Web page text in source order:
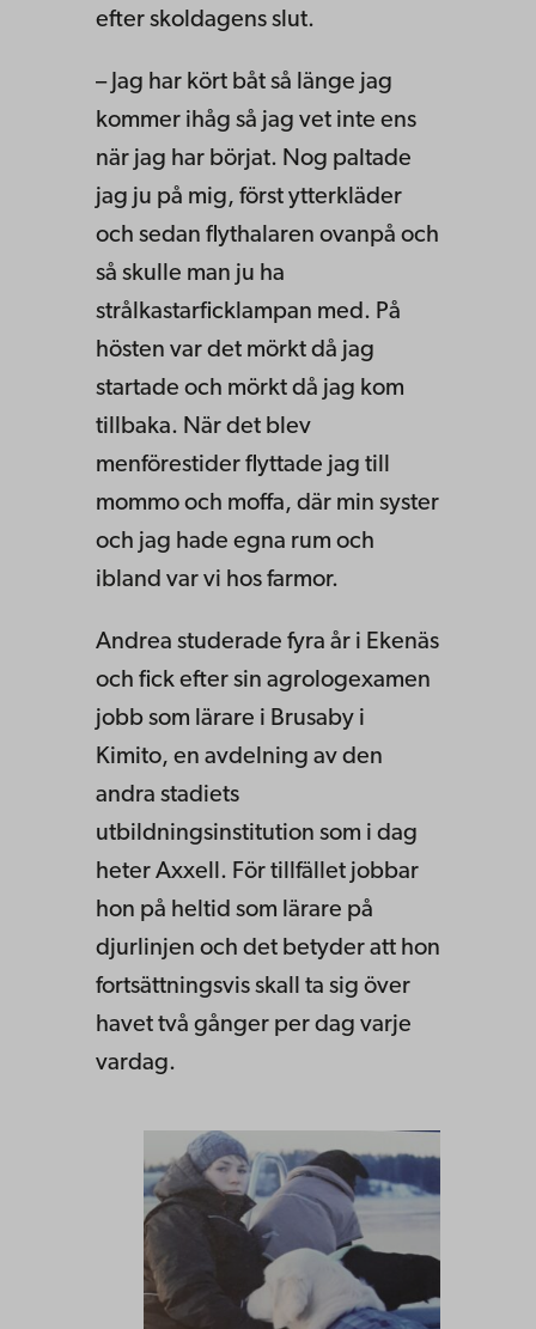
efter skoldagens slut.
– Jag har kört båt så länge jag
kommer ihåg så jag vet inte ens
när jag har börjat. Nog paltade
jag ju på mig, först ytterkläder
och sedan flythalaren ovanpå och
så skulle man ju ha
strålkastarficklampan med. På
hösten var det mörkt då jag
startade och mörkt då jag kom
tillbaka. När det blev
menförestider flyttade jag till
mommo och moffa, där min syster
och jag hade egna rum och
ibland var vi hos farmor.
Andrea studerade fyra år i Ekenäs
och fick efter sin agrologexamen
jobb som lärare i Brusaby i
Kimito, en avdelning av den
andra stadiets
utbildningsinstitution som i dag
heter Axxell. För tillfället jobbar
hon på heltid som lärare på
djurlinjen och det betyder att hon
fortsättningsvis skall ta sig över
havet två gånger per dag varje
vardag.